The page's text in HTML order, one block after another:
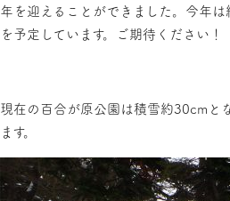
年を迎えることができました。今年
を予定しています。ご期待ください！
現在の百合が原公園は積雪約30cmと
ます。